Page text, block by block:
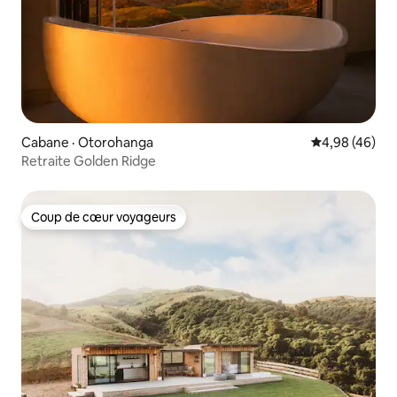
Cabane · Otorohanga Note
4,98 (46)
Retraite Golden Ridge
Coup de cœur voyageurs
Coup de cœur voyageurs